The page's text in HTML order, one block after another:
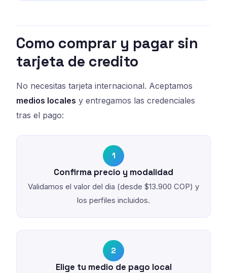
Como comprar y pagar sin
tarjeta de credito
No necesitas tarjeta internacional. Aceptamos
medios locales y entregamos las credenciales
tras el pago:
1
Confirma precio y modalidad
Validamos el valor del dia (desde $13.900 COP) y
los perfiles incluidos.
2
Elige tu medio de pago local